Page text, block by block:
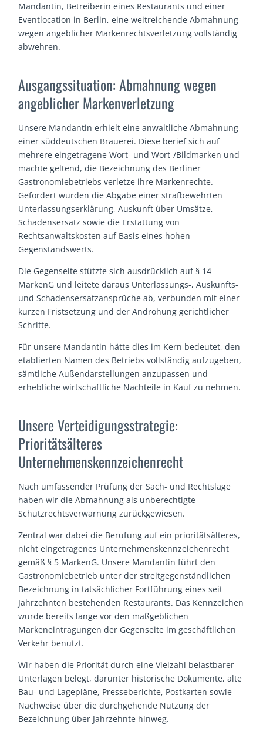
Mandantin, Betreiberin eines Restaurants und einer
Eventlocation in Berlin, eine weitreichende Abmahnung
wegen angeblicher Markenrechtsverletzung vollständig
abwehren.
Ausgangssituation: Abmahnung wegen
angeblicher Markenverletzung
Unsere Mandantin erhielt eine anwaltliche Abmahnung
einer süddeutschen Brauerei. Diese berief sich auf
mehrere eingetragene Wort- und Wort-/Bildmarken und
machte geltend, die Bezeichnung des Berliner
Gastronomiebetriebs verletze ihre Markenrechte.
Gefordert wurden die Abgabe einer strafbewehrten
Unterlassungserklärung, Auskunft über Umsätze,
Schadensersatz sowie die Erstattung von
Rechtsanwaltskosten auf Basis eines hohen
Gegenstandswerts.
Die Gegenseite stützte sich ausdrücklich auf § 14
MarkenG und leitete daraus Unterlassungs-, Auskunfts-
und Schadensersatzansprüche ab, verbunden mit einer
kurzen Fristsetzung und der Androhung gerichtlicher
Schritte.
Für unsere Mandantin hätte dies im Kern bedeutet, den
etablierten Namen des Betriebs vollständig aufzugeben,
sämtliche Außendarstellungen anzupassen und
erhebliche wirtschaftliche Nachteile in Kauf zu nehmen.
Unsere Verteidigungsstrategie:
Prioritätsälteres
Unternehmenskennzeichenrecht
Nach umfassender Prüfung der Sach- und Rechtslage
haben wir die Abmahnung als unberechtigte
Schutzrechtsverwarnung zurückgewiesen.
Zentral war dabei die Berufung auf ein prioritätsälteres,
nicht eingetragenes Unternehmenskennzeichenrecht
gemäß § 5 MarkenG. Unsere Mandantin führt den
Gastronomiebetrieb unter der streitgegenständlichen
Bezeichnung in tatsächlicher Fortführung eines seit
Jahrzehnten bestehenden Restaurants. Das Kennzeichen
wurde bereits lange vor den maßgeblichen
Markeneintragungen der Gegenseite im geschäftlichen
Verkehr benutzt.
Wir haben die Priorität durch eine Vielzahl belastbarer
Unterlagen belegt, darunter historische Dokumente, alte
Bau- und Lagepläne, Presseberichte, Postkarten sowie
Nachweise über die durchgehende Nutzung der
Bezeichnung über Jahrzehnte hinweg.